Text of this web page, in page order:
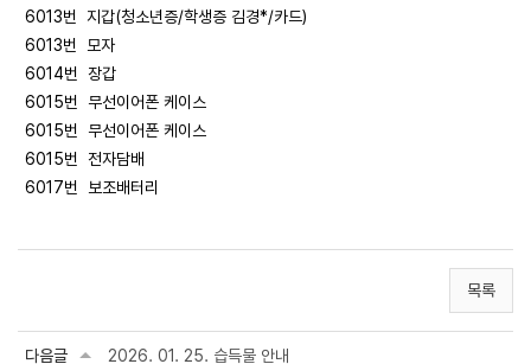
6013번 지갑(청소년증/학생증 김경*/카드)
6013번 모자
6014번 장갑
6015번 무선이어폰 케이스
6015번 무선이어폰 케이스
6015번 전자담배
6017번 보조배터리
목록
다음글 2026. 01. 25. 습득물 안내